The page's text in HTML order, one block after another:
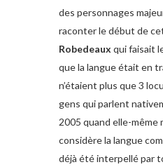
des personnages
raconter le début de
Robedeaux qui faisait
que la langue était en
n’étaient plus que 3
gens qui parlent
2005 quand elle-même
considère la langue
déjà été interpellé par